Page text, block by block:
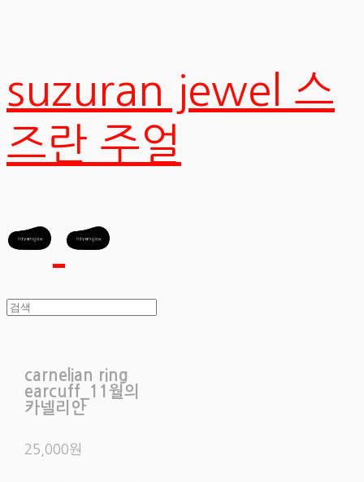
suzuran jewel 스
즈란 주얼
carnelian ring
earcuff_11월의
카넬리안
25,000원